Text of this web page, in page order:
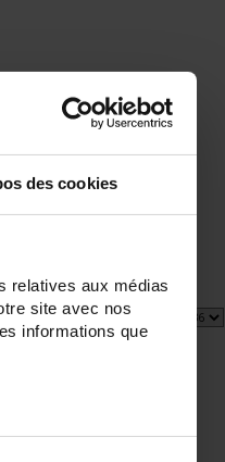
des cookies
relatives aux médias
site avec nos
informations que
1 item(s)